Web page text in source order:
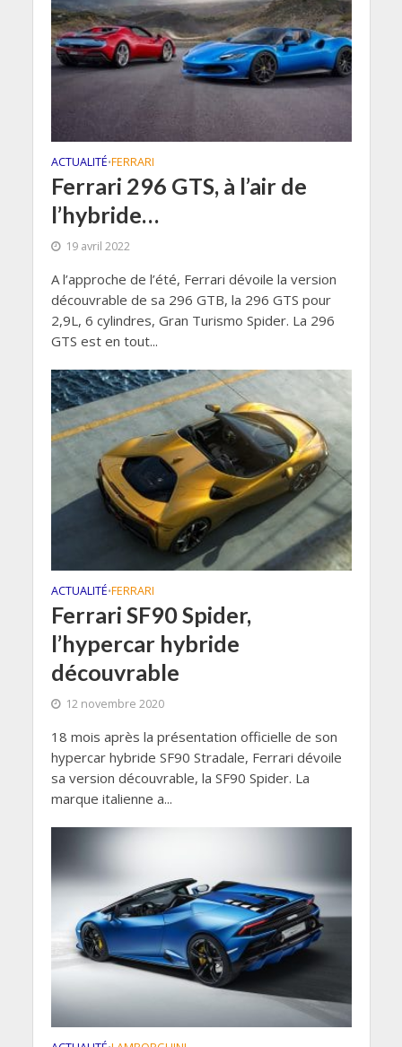
ACTUALITÉ•FERRARI
Ferrari 296 GTS, à l’air de
l’hybride…
19 avril 2022
A l’approche de l’été, Ferrari dévoile la version
découvrable de sa 296 GTB, la 296 GTS pour
2,9L, 6 cylindres, Gran Turismo Spider. La 296
GTS est en tout...
ACTUALITÉ•FERRARI
Ferrari SF90 Spider,
l’hypercar hybride
découvrable
12 novembre 2020
18 mois après la présentation officielle de son
hypercar hybride SF90 Stradale, Ferrari dévoile
sa version découvrable, la SF90 Spider. La
marque italienne a...